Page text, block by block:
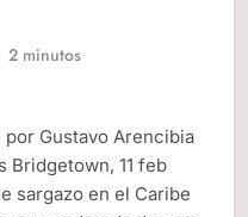
2 minutos
Gustavo Arencibia
Bridgetown, 11 feb
sargazo en el Caribe